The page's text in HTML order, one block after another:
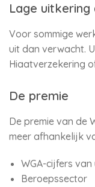
Lage uitkering
Voor sommige
uit dan verwacht.
Hiaatverzekering
De premie
De premie van de
meer afhankelijk
WGA-cijfers
Beroepssector